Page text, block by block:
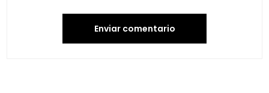
Enviar comentario